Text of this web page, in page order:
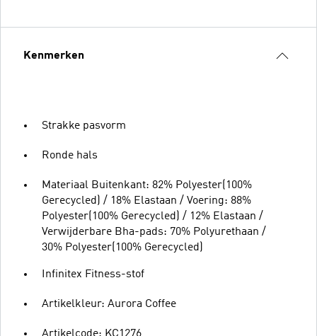
Kenmerken
Strakke pasvorm
Ronde hals
Materiaal Buitenkant: 82% Polyester(100%
Gerecycled) / 18% Elastaan / Voering: 88%
Polyester(100% Gerecycled) / 12% Elastaan /
Verwijderbare Bha-pads: 70% Polyurethaan /
30% Polyester(100% Gerecycled)
Infinitex Fitness-stof
Artikelkleur: Aurora Coffee